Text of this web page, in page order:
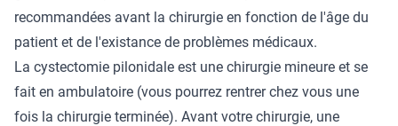
recommandées avant la chirurgie en fonction de l'âge du
patient et de l'existance de problèmes médicaux.
La cystectomie pilonidale est une chirurgie mineure et se
fait en ambulatoire (vous pourrez rentrer chez vous une
fois la chirurgie terminée). Avant votre chirurgie, une